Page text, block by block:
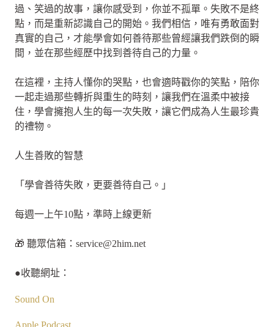
過、笑過的故事，讓你感受到，你並不孤單。失敗不是終
點，而是重新認識自己的開始。我們相信，唯有勇敢面對
真實的自己，才能學會如何善待那些曾經讓我們跌倒的瞬
間，並在那些經歷中找到善待自己的力量。
在這裡，主持人懂你的哭點，也會適時戳你的笑點，陪你
一起走過那些轉折與重生的時刻，讓我們在溫柔中被接
住，學會擁抱人生的每一次失敗，讓它們成為人生最珍貴
的禮物。
人生善敗的智慧
「學會善待失敗，更要善待自己。」
每週一上午10點，準時上線更新
🎁 聽眾信箱： service@2him.net
●收聽網址：
Sound On
Apple Podcast